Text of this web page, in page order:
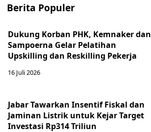
Berita Populer
Dukung Korban PHK, Kemnaker dan
Sampoerna Gelar Pelatihan
Upskilling dan Reskilling Pekerja
16 Juli 2026
Jabar Tawarkan Insentif Fiskal dan
Jaminan Listrik untuk Kejar Target
Investasi Rp314 Triliun